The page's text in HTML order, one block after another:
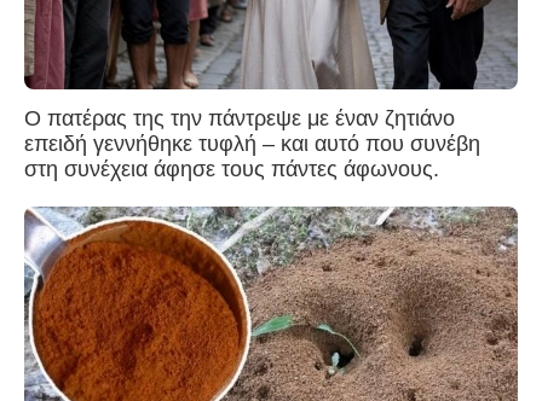
Ο πατέρας της την πάντρεψε με έναν ζητιάνο
επειδή γεννήθηκε τυφλή – και αυτό που συνέβη
στη συνέχεια άφησε τους πάντες άφωνους.